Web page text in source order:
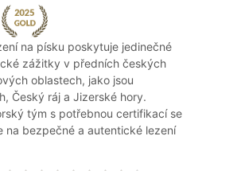
na písku poskytuje jedinečné
zážitky v předních českých
oblastech, jako jsou
Český ráj a Jizerské hory.
tým s potřebnou certifikací se
na bezpečné a autentické lezení